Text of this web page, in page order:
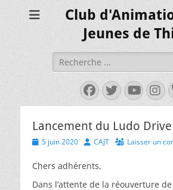
Club
Jeunes de
Rechercher :
Facebook
Twitter
Lancement du Ludo Drive
Posted5 juin 2020 Author
CAJT Laisser un
Chers adhérents,
Dans l’attente de la réouverture